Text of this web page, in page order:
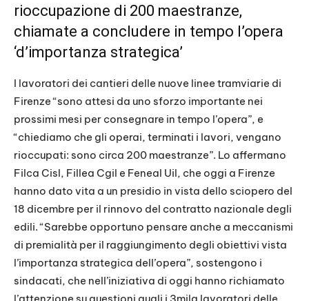
rioccupazione di 200 maestranze,
chiamate a concludere in tempo l’opera
‘d’importanza strategica’
I lavoratori dei cantieri delle nuove linee tramviarie di
Firenze “sono attesi da uno sforzo importante nei
prossimi mesi per consegnare in tempo l’opera”, e
“chiediamo che gli operai, terminati i lavori, vengano
rioccupati: sono circa 200 maestranze”. Lo affermano
Filca Cisl, Fillea Cgil e Feneal Uil, che oggi a Firenze
hanno dato vita a un presidio in vista dello sciopero del
18 dicembre per il rinnovo del contratto nazionale degli
edili. “Sarebbe opportuno pensare anche a meccanismi
di premialità per il raggiungimento degli obiettivi vista
l’importanza strategica dell’opera”, sostengono i
sindacati, che nell’iniziativa di oggi hanno richiamato